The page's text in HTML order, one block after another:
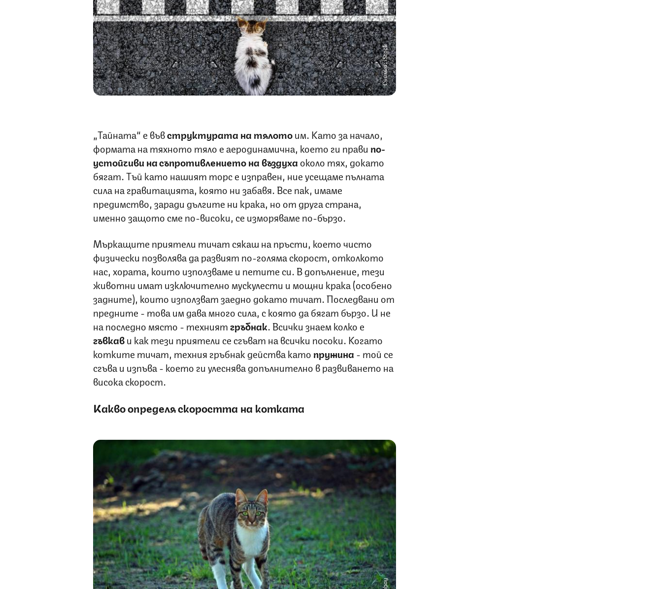
Снимка: iStock
„Тайната“ е въвструктурата на тялотоим. Като за начало,
формата на тяхното тяло е аеродинамична, което ги прави по-
устойчиви на съпротивлението на въздуха около тях, докато
бягат. Тъй като нашият торс е изправен, ние усещаме пълната
сила на гравитацията, която ни забавя. Все пак, имаме
предимство, заради дългите ни крака, но от друга страна,
именно защото сме по-високи, се изморяваме по-бързо.
Мъркащите приятели тичат сякаш на пръсти, което чисто
физически позволява да развият по-голяма скорост, отколкото
нас, хората, които използваме и петите си. В допълнение, тези
животни имат изключително мускулести и мощни крака (особено
задните), които използват заедно докато тичат. Последвани от
предните - това им дава много сила, с която да бягат бързо. И не
на последно място - техниятгръбнак. Всички знаем колко е
гъвкави как тези приятели се сгъват на всички посоки. Когато
котките тичат, техния гръбнак действа като пружина - той се
сгъва и изпъва - което ги улеснява допълнително в развиването на
висока скорост.
Какво определя скоростта на котката